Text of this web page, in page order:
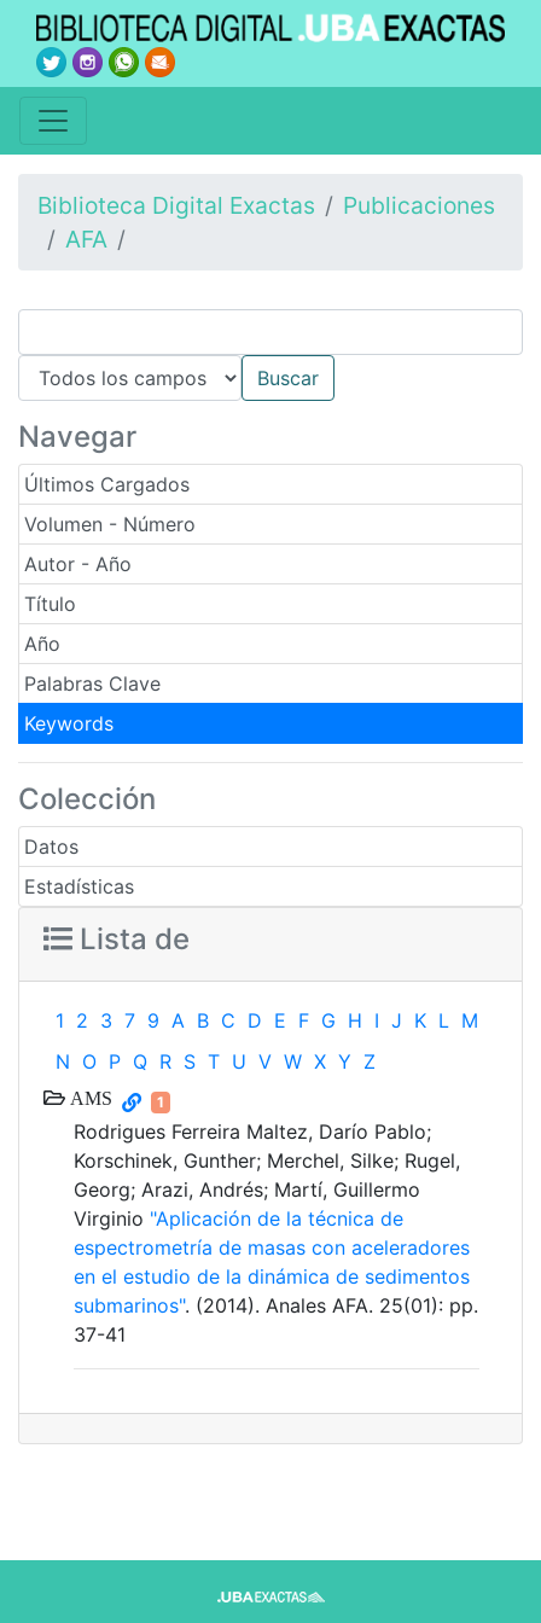
Biblioteca Digital Exactas
Publicaciones
AFA
Navegar
Últimos Cargados
Volumen - Número
Autor - Año
Título
Año
Palabras Clave
Keywords
Colección
Datos
Estadísticas
Lista de
1 2 3 7 9 A B C D E F G H I J K L M
N O P Q R S T U V W X Y Z
AMS 1
Rodrigues Ferreira Maltez, Darío Pablo;
Korschinek, Gunther; Merchel, Silke; Rugel,
Georg; Arazi, Andrés; Martí, Guillermo
Virginio "Aplicación de la técnica de
espectrometría de masas con aceleradores
en el estudio de la dinámica de sedimentos
submarinos". (2014). Anales AFA. 25(01): pp.
37-41